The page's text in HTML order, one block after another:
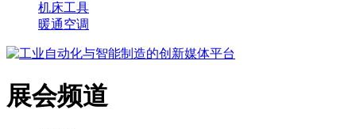
机床工具
暖通空调
展会频道